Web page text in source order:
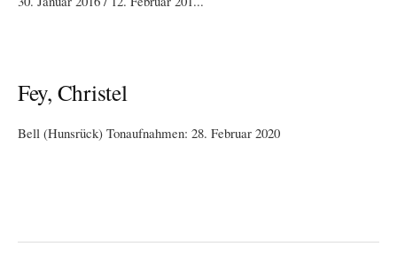
Fey, Christel
Bell (Hunsrück) Tonaufnahmen: 28. Februar 2020